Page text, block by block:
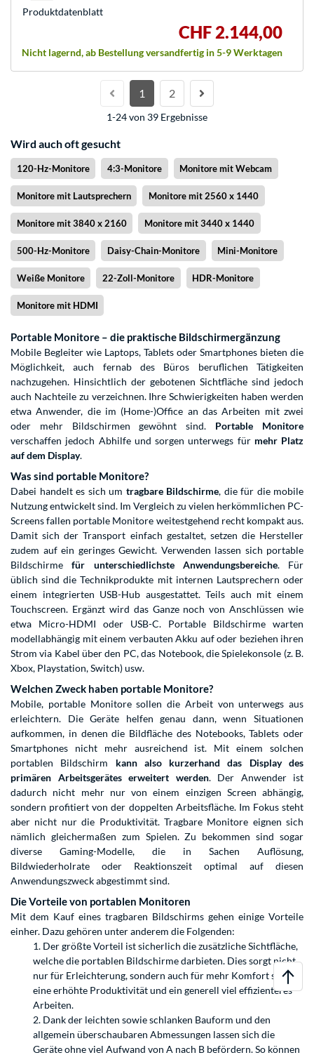
CHF 2.144,00
Nicht lagernd, ab Bestellung versandfertig in 5-9 Werktagen
Produkt­datenblatt
1 2
1-24 von 39 Ergebnisse
Wird auch oft gesucht
120-Hz-Monitore 4:3-Monitore Monitore mit Webcam
Monitore mit Lautsprechern Monitore mit 2560 x 1440
Monitore mit 3840 x 2160 Monitore mit 3440 x 1440
500-Hz-Monitore Daisy-Chain-Monitore Mini-Monitore
Weiße Monitore 22-Zoll-Monitore HDR-Monitore
Monitore mit HDMI
Portable Monitore – die praktische Bildschirmergänzung
Mobile Begleiter wie Laptops, Tablets oder Smartphones bieten die
Möglichkeit, auch fernab des Büros beruflichen Tätigkeiten
nachzugehen. Hinsichtlich der gebotenen Sichtfläche sind jedoch
auch Nachteile zu verzeichnen. Ihre Schwierigkeiten haben werden
etwa Anwender, die im (Home-)Office an das Arbeiten mit zwei
oder mehr Bildschirmen gewöhnt sind. Portable Monitore
verschaffen jedoch Abhilfe und sorgen unterwegs für mehr Platz
auf dem Display.
Was sind portable Monitore?
Dabei handelt es sich um tragbare Bildschirme, die für die mobile
Nutzung entwickelt sind. Im Vergleich zu vielen herkömmlichen PC-
Screens fallen portable Monitore weitestgehend recht kompakt aus.
Damit sich der Transport einfach gestaltet, setzen die Hersteller
zudem auf ein geringes Gewicht. Verwenden lassen sich portable
Bildschirmefür unterschiedlichste Anwendungsbereiche. Für
üblich sind die Technikprodukte mit internen Lautsprechern oder
einem integrierten USB-Hub ausgestattet. Teils auch mit einem
Touchscreen. Ergänzt wird das Ganze noch von Anschlüssen wie
etwa Micro-HDMI oder USB-C. Portable Bildschirme warten
modellabhängig mit einem verbauten Akku auf oder beziehen ihren
Strom via Kabel über den PC, das Notebook, die Spielekonsole (z. B.
Xbox, Playstation, Switch) usw.
Welchen Zweck haben portable Monitore?
Mobile, portable Monitore sollen die Arbeit von unterwegs aus
erleichtern. Die Geräte helfen genau dann, wenn Situationen
aufkommen, in denen die Bildfläche des Notebooks,Tablets oder
Smartphones nicht mehr ausreichend ist. Mit einem solchen
portablen Bildschirm kann also kurzerhand das Display des
primären Arbeitsgerätes erweitert werden. Der Anwender ist
dadurch nicht mehr nur von einem einzigen Screen abhängig,
sondern profitiert von der doppelten Arbeitsfläche. Im Fokus steht
aber nicht nur die Produktivität. Tragbare Monitore eignen sich
nämlich gleichermaßen zum Spielen. Zu bekommen sind sogar
diverse Gaming-Modelle, die in Sachen Auflösung,
Bildwiederholrate oder Reaktionszeit optimal auf diesen
Anwendungszweck abgestimmt sind.
Die Vorteile von portablen Monitoren
Mit dem Kauf eines tragbaren Bildschirms gehen einige Vorteile
einher. Dazu gehören unter anderem die Folgenden:
Der größte Vorteil ist sicherlich die zusätzliche Sichtfläche,
welche die portablen Bildschirme darbieten. Dies sorgt nicht
nur für Erleichterung, sondern auch für mehr Komfort sowie
eine erhöhte Produktivität und ein generell viel effizienteres
Arbeiten.
Dank der leichten sowie schlanken Bauform und den
allgemein überschaubaren Abmessungen lassen sich die
Geräte ohne viel Aufwand von A nach B befördern. So können